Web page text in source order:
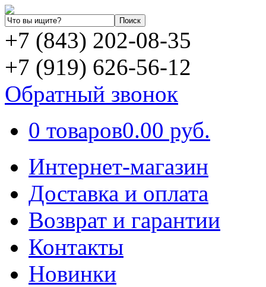
+7 (843) 202-08-35
+7 (919) 626-56-12
Обратный звонок
0 товаров0.00 руб.
Интернет-магазин
Доставка и оплата
Возврат и гарантии
Контакты
Новинки